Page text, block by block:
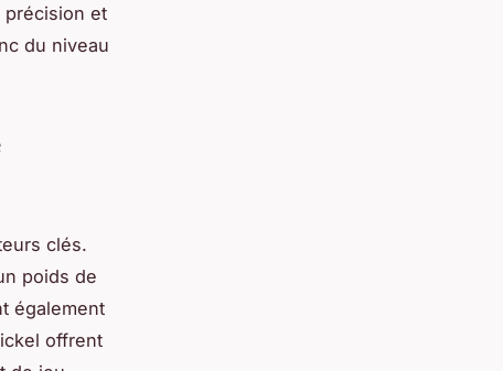
précision et
du niveau
clés.
poids de
également
offrent